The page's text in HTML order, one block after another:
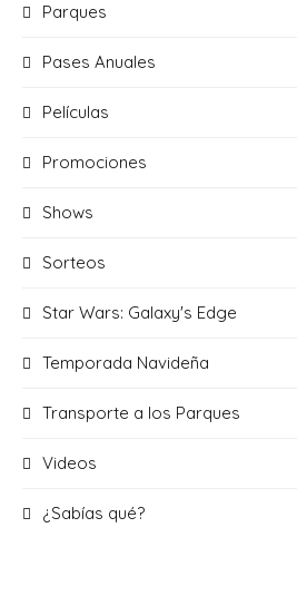
Parques
Pases Anuales
Películas
Promociones
Shows
Sorteos
Star Wars: Galaxy's Edge
Temporada Navideña
Transporte a los Parques
Videos
¿Sabías qué?